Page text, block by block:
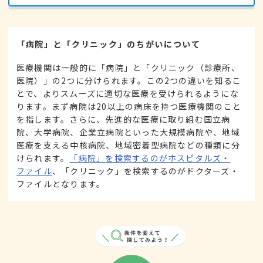
「病院」と「クリニック」のちがいについて
医療機関は一般的に「病院」と「クリニック（診療所、
医院）」の2つに分けられます。この2つの違いを知るこ
とで、よりスムーズに適切な医療を受けられるようにな
ります。まず病院は20以上の病床を持つ医療機関のこと
を指します。さらに、先進的な医療に取り組む国立病
院、大学病院、企業立病院といった大規模病院や、地域
医療を支える中核病院、地域密着型病院などの種類に分
けられます。
「病院」を検索するのがホスピタルズ・
ファイル、「クリニック」を検索するのがドクターズ・
ファイルとなります。